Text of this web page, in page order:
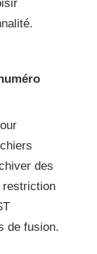
des
restriction
de fusion.